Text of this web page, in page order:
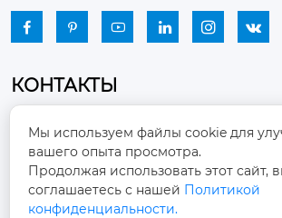
     
КОНТАКТЫ

Промышленный парк, город
район Чжоуцунь, город
Шаньдун
winston-xu@hengdingfan.com
Мы используем файлы cookie для
вашего опыта просмотра.
Продолжая использовать этот сайт,
соглашаетесь с нашей Политикой
конфиденциальности.